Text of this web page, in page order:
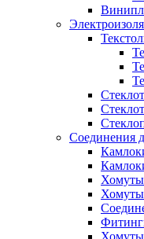
Соединения